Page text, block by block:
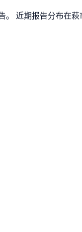
近期报告分布在